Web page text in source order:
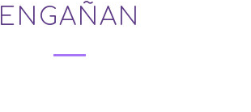
ENGAÑAN